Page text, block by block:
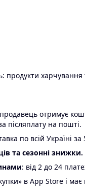
харчування
отримує
післяплату на пошті.
по всій Україні
та сезонні знижки.
: від 2 до 24
в App Store і